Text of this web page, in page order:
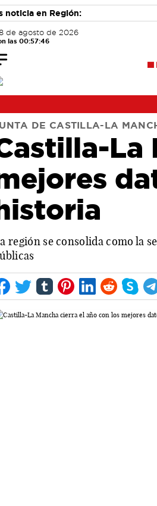
noticia en Región:
de agosto de 2026
las 00:57:47
DE CASTILLA-LA
La
región se consolida como la